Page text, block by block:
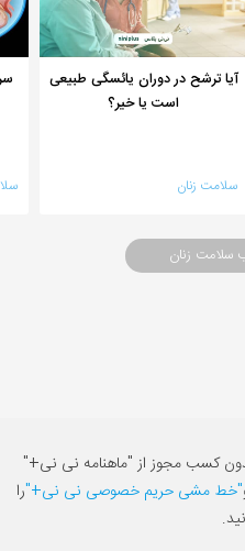
آیا ترشح در دوران یائسگی طبیعی
است یا خیر؟
سلامت زنان
سلامت زنان
کسب مجوز از "ماهنامه نی نی+"
"خط مشی حریم خصوصی نی نی+"را